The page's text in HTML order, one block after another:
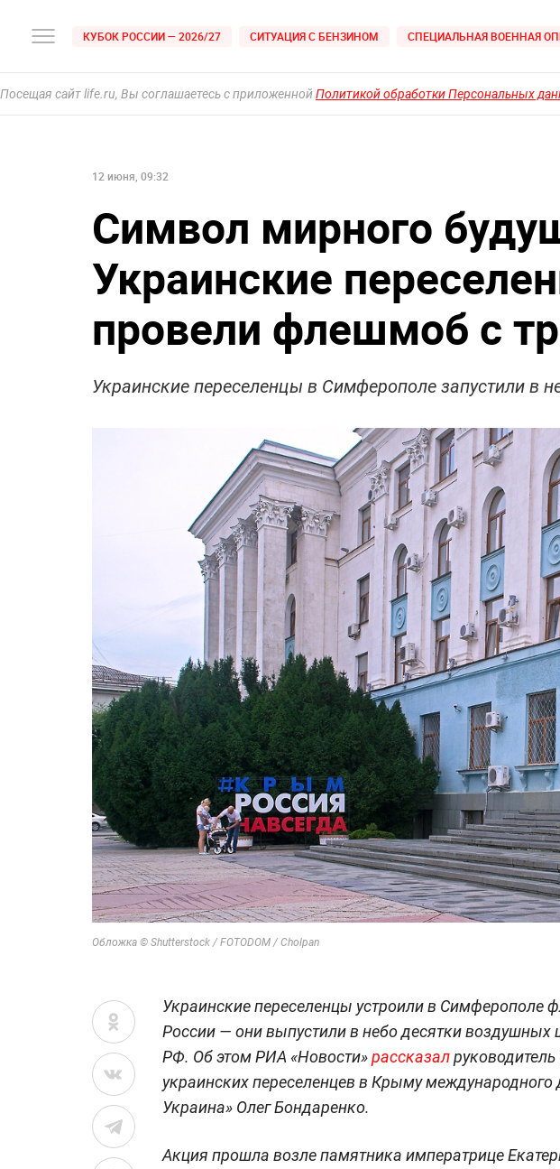
КУБОК РОССИИ — 2026/27 СИТУАЦИЯ С БЕНЗИНОМ СПЕЦИАЛЬНАЯ ВОЕННАЯ
Посещая сайт life.ru, Вы соглашаетесь с приложеннойПолитикой обработки Персональных
12 июня, 09:32
Символ мирного
Украинские
провели флешмоб с
Украинские переселенцы в Симферополе запустили в
Обложка © Shutterstock / FOTODOM / Cholpan
Украинские переселенцы устроили в Симферополе
России — они выпустили в небо десятки воздушных
РФ. Об этом РИА «Новости»рассказал
украинских переселенцев в Крыму международного
Украина» Олег Бондаренко.
Акция прошла возле памятника императрице